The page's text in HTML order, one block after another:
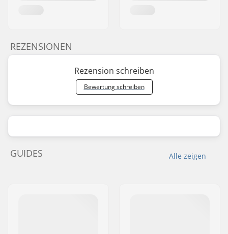
REZENSIONEN
Rezension schreiben
Bewertung schreiben
Alle zeigen
GUIDES